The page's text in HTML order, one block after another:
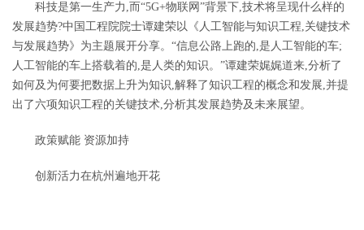
科技是第一生产力,而“5G+物联网 ”背景下,技术将呈现什么样的
发展趋势?中国工程院院士谭建荣以《人工智能与知识工程,关键技术
与发展趋势》为主题展开分享。 “信息公路上跑的,是人工智能的车;
人工智能的车上搭载着的,是人类的知识。”谭建荣娓娓道来,分析了
如何及为何要把数据上升为知识,解释了知识工程的概念和发展,并提
出了六项知识工程的关键技术,分析其发展趋势及未来展望。
政策赋能 资源加持
创新活力在杭州遍地开花